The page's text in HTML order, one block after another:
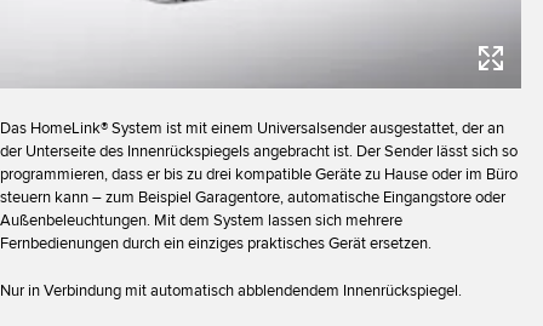
Das HomeLink® System ist mit einem Universalsender ausgestattet, der an
der Unterseite des Innenrückspiegels angebracht ist. Der Sender lässt sich so
programmieren, dass er bis zu drei kompatible Geräte zu Hause oder im Büro
steuern kann – zum Beispiel Garagentore, automatische Eingangstore oder
Außenbeleuchtungen. Mit dem System lassen sich mehrere
Fernbedienungen durch ein einziges praktisches Gerät ersetzen.
Nur in Verbindung mit automatisch abblendendem Innenrückspiegel.